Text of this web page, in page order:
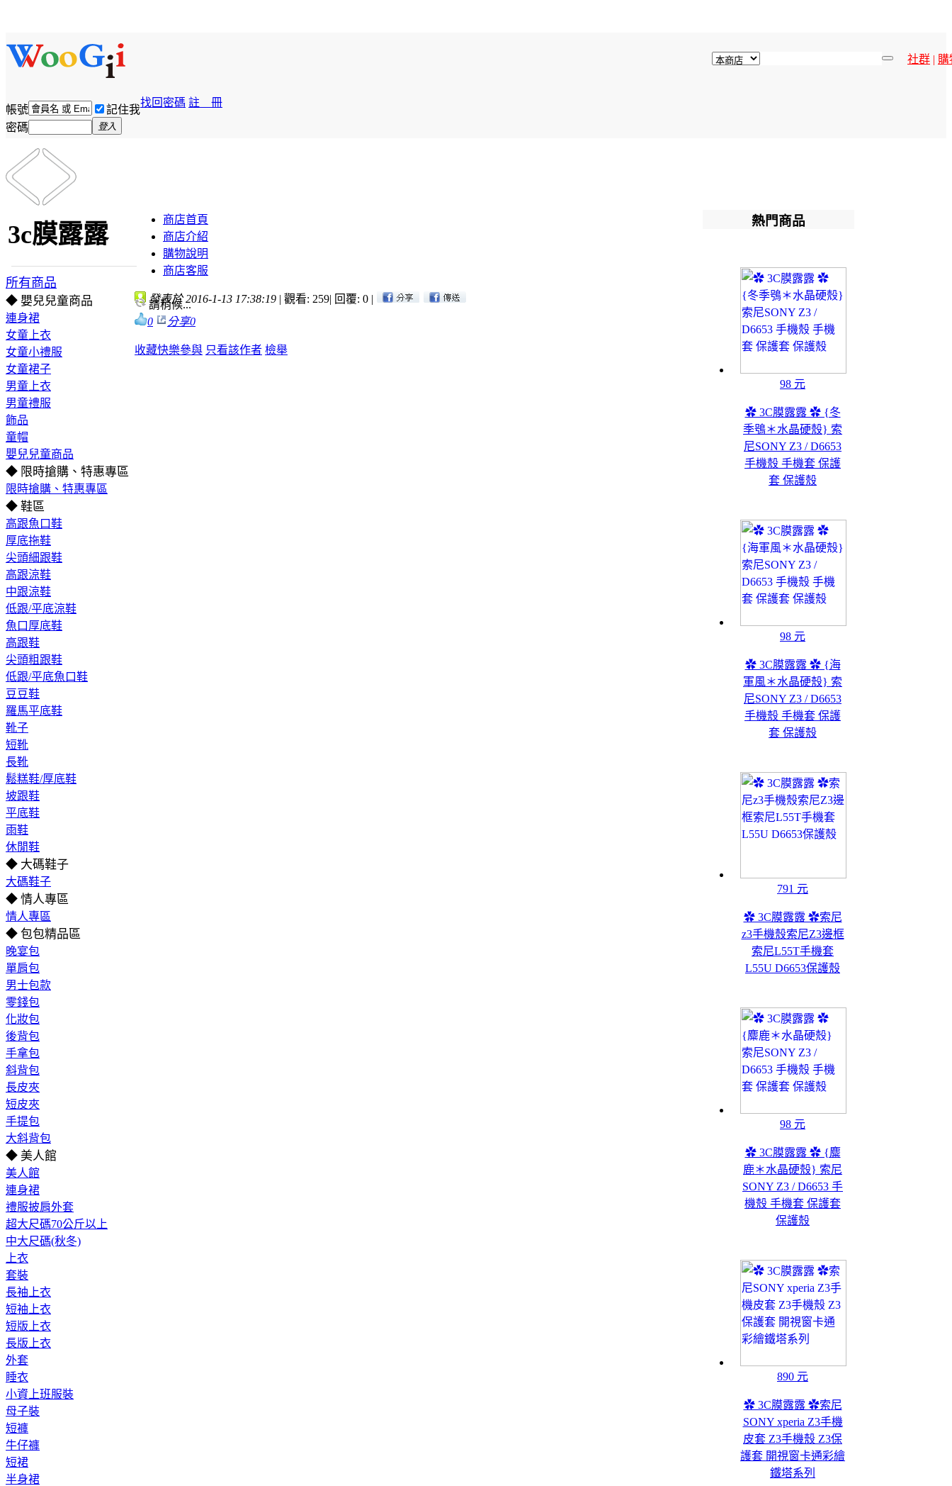
社群 | 購
帳號 記住我
找回密碼 註 冊
密碼 登入
3c膜露露
所有商品
◆ 嬰兒兒童商品
連身裙
女童上衣
女童小禮服
女童裙子
男童上衣
男童禮服
飾品
童帽
嬰兒兒童商品
◆ 限時搶購、特惠專區
限時搶購、特惠專區
◆ 鞋區
高跟魚口鞋
厚底拖鞋
尖頭細跟鞋
高跟涼鞋
中跟涼鞋
低跟/平底涼鞋
魚口厚底鞋
高跟鞋
尖頭粗跟鞋
低跟/平底魚口鞋
豆豆鞋
羅馬平底鞋
靴子
短靴
長靴
鬆糕鞋/厚底鞋
坡跟鞋
平底鞋
雨鞋
休閒鞋
◆ 大碼鞋子
大碼鞋子
◆ 情人專區
情人專區
◆ 包包精品區
晚宴包
單肩包
男士包款
零錢包
化妝包
後背包
手拿包
斜背包
長皮夾
短皮夾
手提包
大斜背包
◆ 美人館
美人館
連身裙
禮服披肩外套
超大尺碼70公斤以上
中大尺碼(秋冬)
上衣
套裝
長袖上衣
短袖上衣
短版上衣
長版上衣
外套
睡衣
小資上班服裝
母子裝
短褲
牛仔褲
短裙
半身裙
商店首頁
商店介紹
購物說明
商店客服
發表於 2016-1-13 17:38:19 | 觀看: 259| 回覆: 0 |
請稍候...
0
分享0
收藏快樂參與 只看該作者 檢舉
熱門商品
98 元
✿ 3C膜露露 ✿ {冬
季鴞＊水晶硬殼} 索
尼SONY Z3 / D6653
手機殼 手機套 保護
套 保護殼
98 元
✿ 3C膜露露 ✿ {海
軍風＊水晶硬殼} 索
尼SONY Z3 / D6653
手機殼 手機套 保護
套 保護殼
791 元
✿ 3C膜露露 ✿索尼
z3手機殼索尼Z3邊框
索尼L55T手機套
L55U D6653保護殼
98 元
✿ 3C膜露露 ✿ {麋
鹿＊水晶硬殼} 索尼
SONY Z3 / D6653 手
機殼 手機套 保護套
保護殼
890 元
✿ 3C膜露露 ✿索尼
SONY xperia Z3手機
皮套 Z3手機殼 Z3保
護套 開視窗卡通彩繪
鐵塔系列